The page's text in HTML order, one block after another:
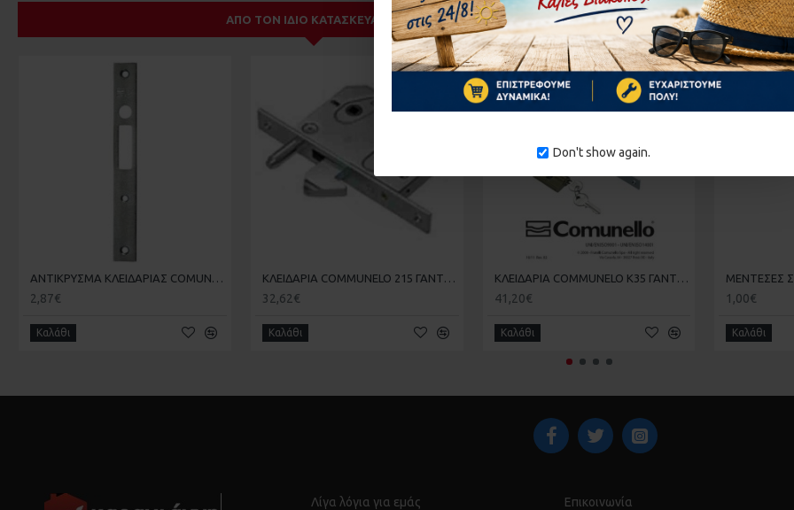
Don't show again.
ΑΠΌ ΤΟΝ ΊΔΙΟ ΚΑΤΑΣΚΕΥΑΣΤΉ
ΑΝΤΙΚΡΥΣΜΑ ΚΛΕΙΔΑΡΙΑΣ COMUNELLO 215 ΣΥΡΟΜΕΝΗΣ ΚΑΓΚΕΛΟΠΟΡΤΑΣ
2,87€
Καλάθι
ΚΛΕΙΔΑΡΙΑ COMMUNELO 215 ΓΑΝΤΖΟΥ ΣΥΡΟΜΕΝΗΣ ΑΥΛΟΠΟΡΤΑΣ ΜΕ ΠΕΙΡΟ
32,62€
Καλάθι
1-10 ΗΜΈΡΕΣ
ΚΛΕΙΔΑΡΙΑ COMMUNELO Κ35 ΓΑΝΤΖΟΥ ΜΕ ΠΕΙΡΟ
41,20€
Καλάθι
1-10 ΗΜΈΡΕΣ
1,00€
Καλάθι
Λίγα λόγια για εμάς Επικοινωνία